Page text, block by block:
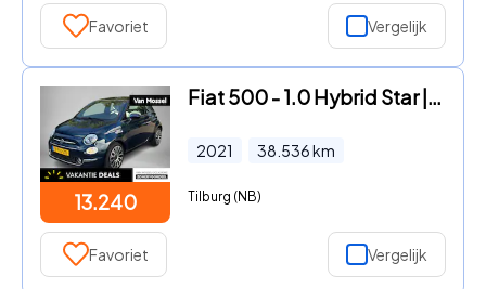
Favoriet Vergelijk
13.240
Fiat 500 - 1.0 Hybrid Star | Navgatie | Parkeersensoren | LMV 16" | App
2021 38.536km
Tilburg (NB)
Favoriet Vergelijk